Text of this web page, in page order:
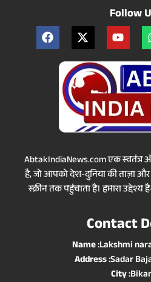
Follow
AbtakIndiaNews.com एक स्वतंत्र और
है, जो आपको देश-दुनिया की ताज़ा
स्क्रीन तक पहुंचाता है। हमारा
Contact
Name:Lakshmi
Address:Sadar
City